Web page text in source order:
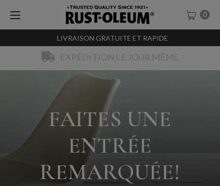
LIVRAISON GRATUITE ET RAPIDE
0
EXPÉDITION LE JOUR MÊME
FAITES UNE
ENTRÉE
REMARQUÉE!